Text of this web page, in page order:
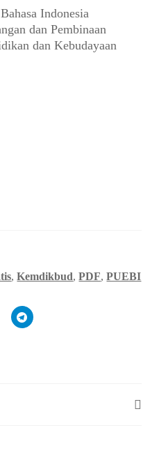
Indonesia
dan Pembinaan
dan Kebudayaan
,Kemdikbud,PDF,PUEBI